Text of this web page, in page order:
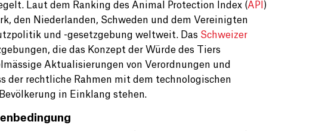
Laut dem Ranking des Animal Protection Index (API )
den Niederlanden, Schweden und dem Vereinigten
und -gesetzgebung weltweit. Das Schweizer
die das Konzept der Würde des Tiers
Aktualisierungen von Verordnungen und
der rechtliche Rahmen mit dem technologischen
in Einklang stehen.